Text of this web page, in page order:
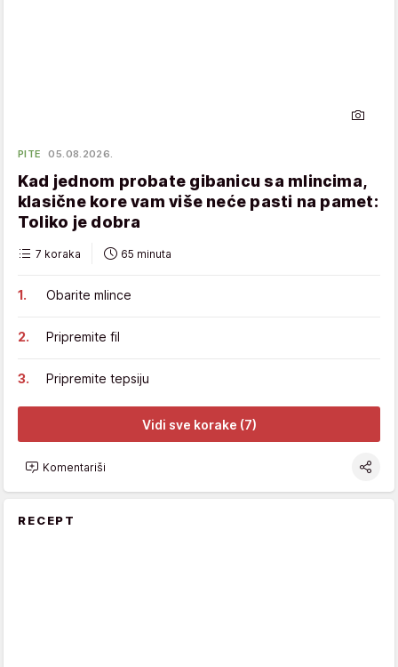
PITE 05.08.2026.
Kad jednom probate gibanicu sa mlincima,
klasične kore vam više neće pasti na pamet:
Toliko je dobra
7 koraka 65 minuta
Obarite mlince
Pripremite fil
Pripremite tepsiju
Vidi sve korake (7)
Komentariši
RECEPT